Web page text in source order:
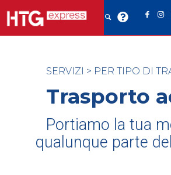
SERVIZI > PER TIPO DI
Trasporto
Portiamo la tua
qualunque parte